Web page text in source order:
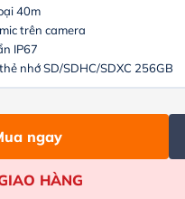
40m
trên camera
IP67
nhớ SD/SDHC/SDXC 256GB
ngay
HÀNG